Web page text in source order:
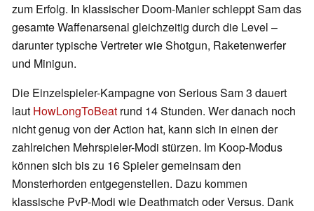
zum Erfolg. In klassischer Doom-Manier schleppt Sam das
gesamte Waffenarsenal gleichzeitig durch die Level –
darunter typische Vertreter wie Shotgun, Raketenwerfer
und Minigun.
Die Einzelspieler-Kampagne von Serious Sam 3 dauert
laut HowLongToBeat rund 14 Stunden. Wer danach noch
nicht genug von der Action hat, kann sich in einen der
zahlreichen Mehrspieler-Modi stürzen. Im Koop-Modus
können sich bis zu 16 Spieler gemeinsam den
Monsterhorden entgegenstellen. Dazu kommen
klassische PvP-Modi wie Deathmatch oder Versus. Dank